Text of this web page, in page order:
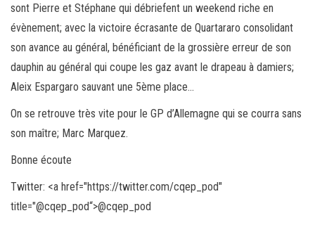
sont Pierre et Stéphane qui débriefent un weekend riche en
évènement; avec la victoire écrasante de Quartararo consolidant
son avance au général, bénéficiant de la grossière erreur de son
dauphin au général qui coupe les gaz avant le drapeau à damiers;
Aleix Espargaro sauvant une 5ème place…
On se retrouve très vite pour le GP d’Allemagne qui se courra sans
son maître; Marc Marquez.
Bonne écoute
Twitter: <a href="https://twitter.com/cqep_pod"
title="@cqep_pod“>@cqep_pod